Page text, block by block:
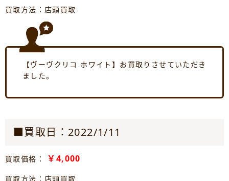
買取方法：店頭買取
【ヴーヴクリコ ホワイト】お買取りさせていただき
ました。
■買取日：2022/1/11
買取価格： ￥4,000
買取方法：店頭買取